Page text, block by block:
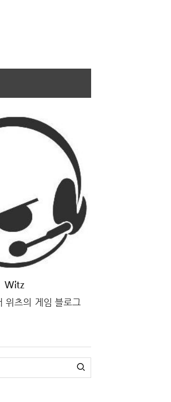
Witz
위츠의 게임 블로그